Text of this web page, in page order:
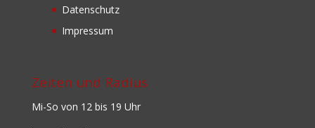
Datenschutz
Impressum
Zeiten und Radius
Mi-So von 12 bis 19 Uhr